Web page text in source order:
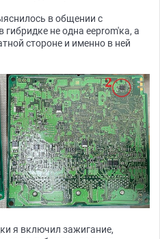
в общении с
гибридке не одна eeprom'ка, а
стороне и именно в ней
я включил зажигание,